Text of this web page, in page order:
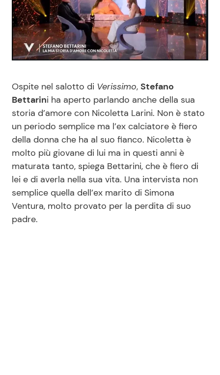
Casa
Moda e Style
News benessere
Salute
Viaggi e Turismo
Festività
Consigli di Cucina
Dolci
Primi Piatti
Ricette Facili e Veloci
Ricette Feste
Ricette per Bambini
Ospite nel salotto di Verissimo, Stefano
Bettarini ha aperto parlando anche della sua
storia d’amore con Nicoletta Larini. Non è stato
un periodo semplice ma l’ex calciatore è fiero
della donna che ha al suo fianco. Nicoletta è
molto più giovane di lui ma in questi anni è
maturata tanto, spiega Bettarini, che è fiero di
lei e di averla nella sua vita. Una intervista non
semplice quella dell’ex marito di Simona
Ventura, molto provato per la perdita di suo
padre.